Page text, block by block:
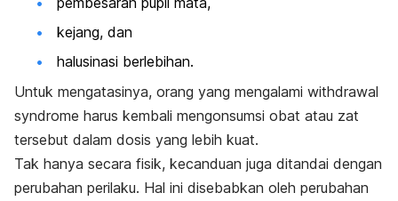
kejang, dan
halusinasi berlebihan.
Untuk mengatasinya, orang yang mengalami withdrawal
syndrome harus kembali mengonsumsi obat atau zat
tersebut dalam dosis yang lebih kuat.
Tak hanya secara fisik, kecanduan juga ditandai dengan
perubahan perilaku. Hal ini disebabkan oleh perubahan